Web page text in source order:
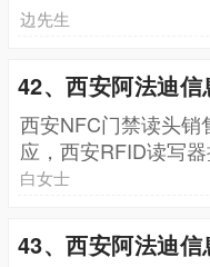
边先生
42、西安阿法迪
西安NFC门禁读头
应，西安RFID读写
白女士
43、西安阿法迪